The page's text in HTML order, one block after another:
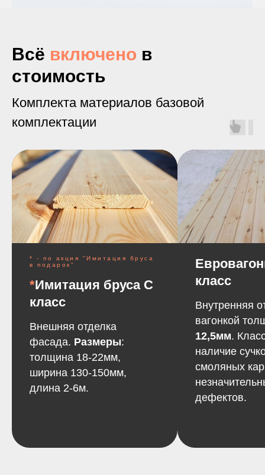
Всё включено в
стоимость
Комплекта материалов базовой
комплектации
* - по акция "Имитация бруса
в подарок"
*Имитация бруса С
класс
Внешняя отделка
фасада. Размеры:
толщина 18-22мм,
ширина 130-150мм,
длина 2-6м.
класс
Внутренняя
вагонкой
12,5мм.
наличие
смоляных
дефектов.